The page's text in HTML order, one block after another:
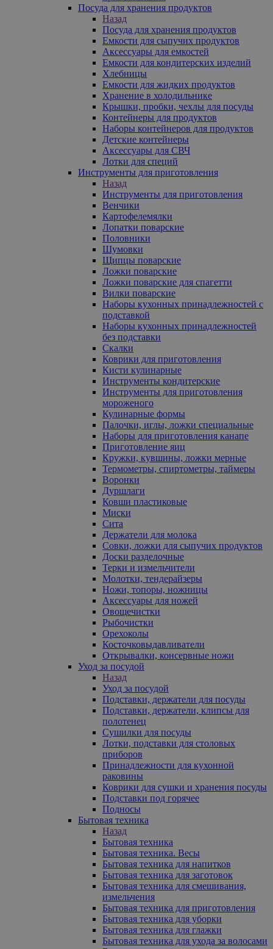
Посуда для хранения продуктов
Назад
Посуда для хранения продуктов
Емкости для сыпучих продуктов
Аксессуары для емкостей
Емкости для кондитерских изделий
Хлебницы
Емкости для жидких продуктов
Хранение в холодильнике
Крышки, пробки, чехлы для посуды
Контейнеры для продуктов
Наборы контейнеров для продуктов
Детские контейнеры
Аксессуары для СВЧ
Лотки для специй
Инструменты для приготовления
Назад
Инструменты для приготовления
Венчики
Картофелемялки
Лопатки поварские
Половники
Шумовки
Щипцы поварские
Ложки поварские
Ложки поварские для спагетти
Вилки поварские
Наборы кухонных принадлежностей с
подставкой
Наборы кухонных принадлежностей
без подставки
Скалки
Коврики для приготовления
Кисти кулинарные
Инструменты кондитерские
Инструменты для приготовления
мороженого
Кулинарные формы
Палочки, иглы, ложки специальные
Наборы для приготовления канапе
Приготовление яиц
Кружки, кувшины, ложки мерные
Термометры, спиртометры, таймеры
Воронки
Дуршлаги
Ковши пластиковые
Миски
Сита
Держатели для молока
Совки, ложки для сыпучих продуктов
Доски разделочные
Терки и измельчители
Молотки, тендерайзеры
Ножи, топоры, ножницы
Аксессуары для ножей
Овощечистки
Рыбочистки
Орехоколы
Косточковыдавливатели
Открывалки, консервные ножи
Уход за посудой
Назад
Уход за посудой
Подставки, держатели для посуды
Подставки, держатели, клипсы для
полотенец
Сушилки для посуды
Лотки, подставки для столовых
приборов
Принадлежности для кухонной
раковины
Коврики для сушки и хранения посуды
Подставки под горячее
Подносы
Бытовая техника
Назад
Бытовая техника
Бытовая техника. Весы
Бытовая техника для напитков
Бытовая техника для заготовок
Бытовая техника для смешивания,
измельчения
Бытовая техника для приготовления
Бытовая техника для уборки
Бытовая техника для глажки
Бытовая техника для ухода за волосами